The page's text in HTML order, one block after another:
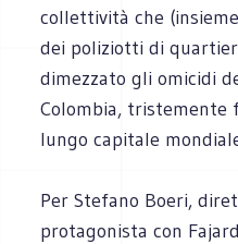
collettività che
dei poliziotti di
dimezzato gli omicidi
Colombia, tristemente
lungo capitale
Per Stefano Boeri,
protagonista con